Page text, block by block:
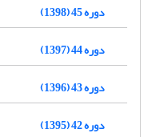
دوره 45 (1398)
دوره 44 (1397)
دوره 43 (1396)
دوره 42 (1395)